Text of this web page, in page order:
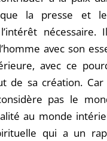
la presse et
nécessaire.
avec son
avec ce
de sa création.
pas le
au monde
qui a un